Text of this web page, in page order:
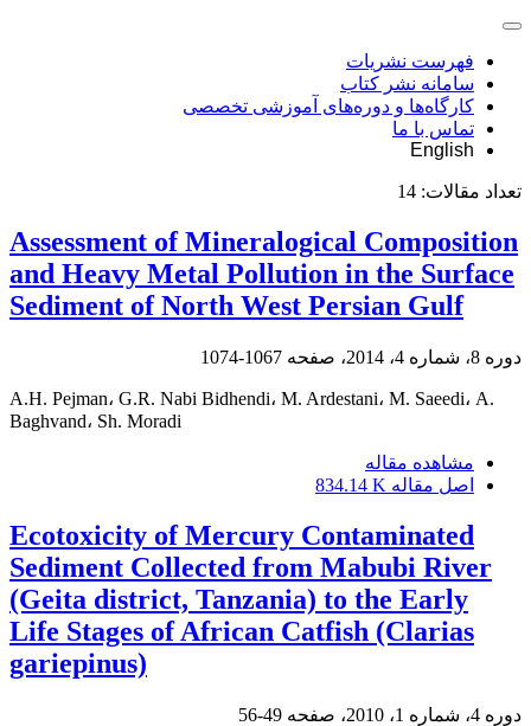
فهرست نشریات
سامانه نشر کتاب
کارگاه‌ها و دوره‌های آموزشی تخصصی
تماس با ما
English
تعداد مقالات: 14
Assessment of Mineralogical Composition
and Heavy Metal Pollution in the Surface
Sediment of North West Persian Gulf
دوره 8، شماره 4، 2014، صفحه 1067-1074
A.H. Pejman، G.R. Nabi Bidhendi، M. Ardestani، M. Saeedi، A.
Baghvand، Sh. Moradi
مشاهده مقاله
اصل مقاله 834.14 K
Ecotoxicity of Mercury Contaminated
Sediment Collected from Mabubi River
(Geita district, Tanzania) to the Early
Life Stages of African Catfish (Clarias
gariepinus)
دوره 4، شماره 1، 2010، صفحه 49-56